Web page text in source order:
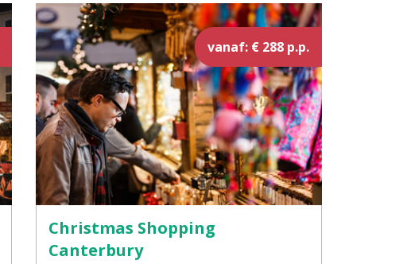
vanaf: € 288 p.p.
Christmas Shopping
Canterbury